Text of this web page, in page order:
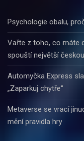
Psychologie obalu,
Vařte z toho, co máte
spouští největší
Automyčka Express
„Zaparkuj chytře“
Metaverse se vrací
mění pravidla hry